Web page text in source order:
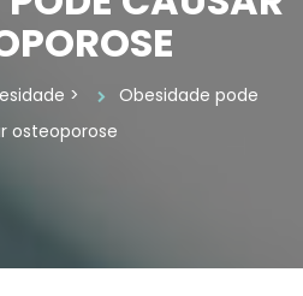
>
Obesidade pode
osteoporose